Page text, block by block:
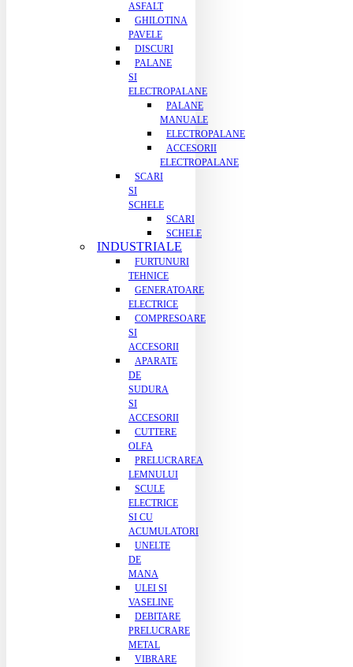
ASFALT
GHILOTINA
PAVELE
DISCURI
PALANE
SI
ELECTROPALANE
PALANE
MANUALE
ELECTROPALANE
ACCESORII
ELECTROPALANE
SCARI
SI
SCHELE
SCARI
SCHELE
INDUSTRIALE
FURTUNURI
TEHNICE
GENERATOARE
ELECTRICE
COMPRESOARE
SI
ACCESORII
APARATE
DE
SUDURA
SI
ACCESORII
CUTTERE
OLFA
PRELUCRAREA
LEMNULUI
SCULE
ELECTRICE
SI CU
ACUMULATORI
UNELTE
DE
MANA
ULEI SI
VASELINE
DEBITARE
PRELUCRARE
METAL
VIBRARE